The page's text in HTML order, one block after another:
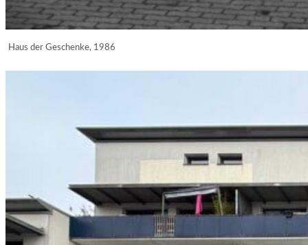
Haus der Geschenke, 1986